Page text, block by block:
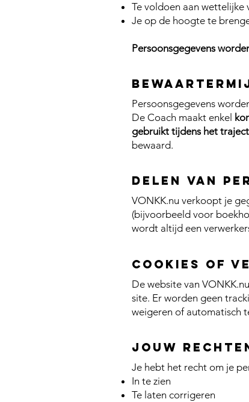
Te voldoen aan wettelijke
Je op de hoogte te
Persoonsgegevens
Persoonsgegevens
De Coach maakt enkel
gebruikt tijdens het traject
bewaard.
Delen van
VONKK.nu verkoopt je
(bijvoorbeeld voor
wordt altijd een
Cookies of
De website van
site. Er worden geen
weigeren of automatisch
Jouw
Je hebt het recht om je
In te zien
Te laten corrigeren